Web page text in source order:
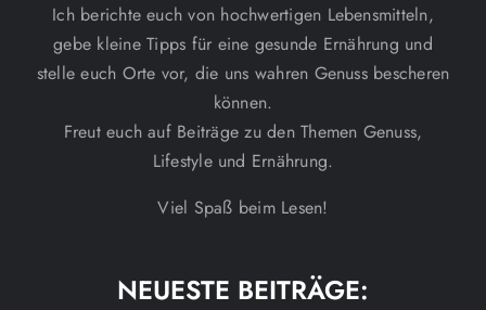
Ich berichte euch von hochwertigen Lebensmitteln,
gebe kleine Tipps für eine gesunde Ernährung und
stelle euch Orte vor, die uns wahren Genuss bescheren
können.
Freut euch auf Beiträge zu den Themen Genuss,
Lifestyle und Ernährung.
Viel Spaß beim Lesen!
NEUESTE BEITRÄGE: